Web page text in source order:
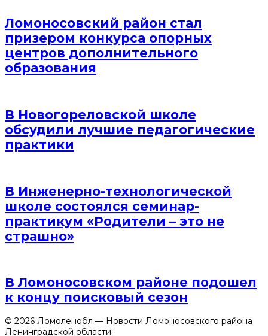
Ломоносовский район стал
призером конкурса опорных
центров дополнительного
образования
В Новогореловской школе
обсудили лучшие педагогические
практики
В Инженерно-технологической
школе состоялся семинар-
практикум «Родители – это не
страшно»
В Ломоносовском районе подошел
к концу поисковый сезон
© 2026 Ломоленобл — Новости Ломоносовского района
Ленинградской области